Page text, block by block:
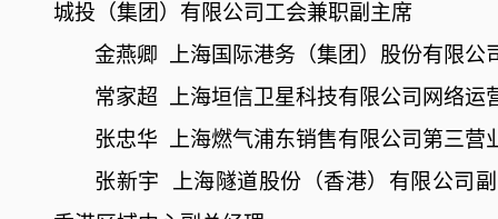
城投（集团）有限公司工会兼职副主席
金燕卿
上海国际港务（集团）股份有限
常家超
上海垣信卫星科技有限公司网络运
张忠华
上海燃气浦东销售有限公司第三营
张新宇
上海隧道股份（香港）有限公司